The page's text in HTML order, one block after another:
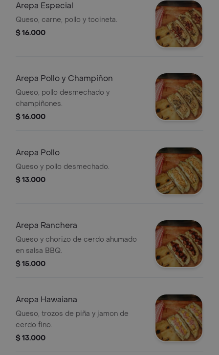
Arepa Especial
Queso, carne, pollo y tocineta.
$ 16.000
Arepa Pollo y Champiñon
Queso, pollo desmechado y
champiñones.
$ 16.000
Arepa Pollo
Queso y pollo desmechado.
$ 13.000
Arepa Ranchera
Queso y chorizo de cerdo ahumado
en salsa BBQ.
$ 15.000
Arepa Hawaiana
Queso, trozos de piña y jamon de
cerdo fino.
$ 13.000